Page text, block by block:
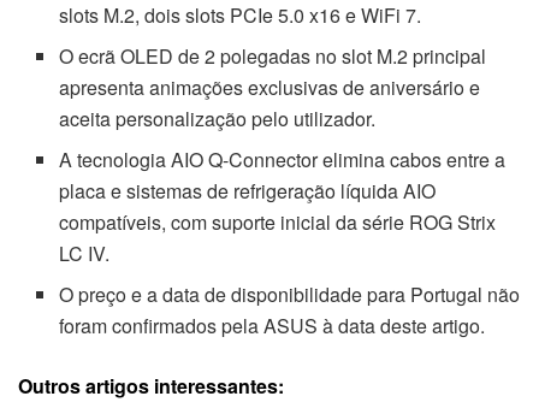
slots M.2, dois slots PCIe 5.0 x16 e WiFi 7.
O ecrã OLED de 2 polegadas no slot M.2 principal
apresenta animações exclusivas de aniversário e
aceita personalização pelo utilizador.
A tecnologia AIO Q-Connector elimina cabos entre a
placa e sistemas de refrigeração líquida AIO
compatíveis, com suporte inicial da série ROG Strix
LC IV.
O preço e a data de disponibilidade para Portugal não
foram confirmados pela ASUS à data deste artigo.
Outros artigos interessantes: